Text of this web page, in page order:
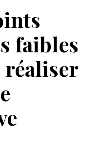
faibles
réaliser